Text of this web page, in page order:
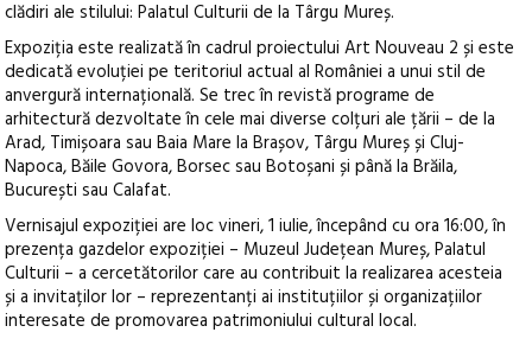
clădiri ale stilului: Palatul Culturii de la Târgu Mureș.
Expoziția este realizată în cadrul proiectului Art Nouveau 2 și este
dedicată evoluției pe teritoriul actual al României a unui stil de
anvergură internațională. Se trec în revistă programe de
arhitectură dezvoltate în cele mai diverse colțuri ale țării – de la
Arad, Timișoara sau Baia Mare la Brașov, Târgu Mureș și Cluj-
Napoca, Băile Govora, Borsec sau Botoșani și până la Brăila,
București sau Calafat.
Vernisajul expoziției are loc vineri, 1 iulie, începând cu ora 16:00, în
prezența gazdelor expoziției – Muzeul Județean Mureș, Palatul
Culturii – a cercetătorilor care au contribuit la realizarea acesteia
și a invitaților lor – reprezentanți ai instituțiilor și organizațiilor
interesate de promovarea patrimoniului cultural local.